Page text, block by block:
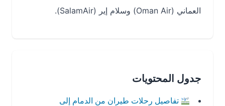
العماني (Oman Air) وسلام إير (SalamAir).
جدول المحتويات
تفاصيل رحلات طيران من الدمام إلى